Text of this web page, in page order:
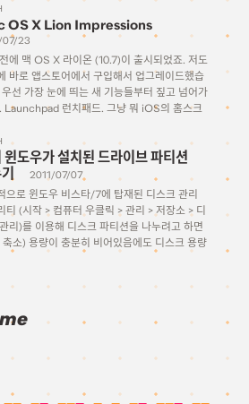
판을 봤는데, 너무 감격한 나머지 그대로 아마
OS X Lion Impressions
07/23
에 맥 OS X 라이온 (10.7)이 출시되었죠. 저도
바로 앱스토어에서 구입해서 업그레이드했습
우선 가장 눈에 띄는 새 기능들부터 짚고 넘어가
Launchpad 런치패드. 그냥 뭐 iOS의 홈스크
어플을 한꺼번에 볼 수 있다는 거 […]
윈도우가 설치된 드라이브 파티션
2011/07/07
으로 윈도우 비스타/7에 탑재된 디스크 관리
티 (시작 > 컴퓨터 우클릭 > 관리 > 저장소 > 디
리)를 이용해 디스크 파티션을 나누려고 하면
축소) 용량이 충분히 비어있음에도 디스크 용량